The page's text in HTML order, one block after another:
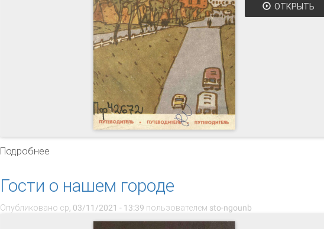
ОТКРЫТЬ
Подробнее
Гости о нашем городе
Опубликовано ср, 03/11/2021 - 13:39 пользователем sto-ngounb